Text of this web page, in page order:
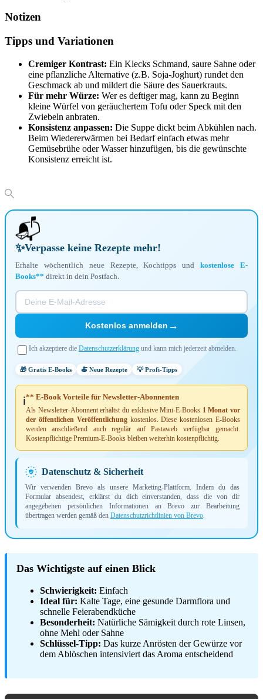
Notizen
Tipps und Variationen
Cremiger Kontrast: Ein Klecks Schmand, saure Sahne oder
eine pflanzliche Alternative (z.B. Soja-Joghurt) rundet den
Geschmack ab und mildert die Säure des Sauerkrauts.
Für mehr Würze: Wer es deftiger mag, kann zu Beginn
kleine Würfel von geräuchertem Tofu oder Speck mit den
Zwiebeln anbraten.
Konsistenz anpassen: Die Suppe dickt beim Abkühlen nach.
Beim Wiedererwärmen bei Bedarf einfach etwas mehr
Gemüsebrühe oder Wasser hinzufügen, bis die gewünschte
Konsistenz erreicht ist.
📬
✨Verpasse keine Rezepte mehr!
Erhalte wöchentlich neue Rezepte, Kochtipps undkostenlose E-
Books** direkt in dein Postfach.
Kostenlos anmelden →
Ich akzeptiere die Datenschutzerklärung und kann mich jederzeit abmelden.
🎁 Gratis E-Books 🍝 Neue Rezepte 💡 Profi-Tipps
ℹ️** E-Book Vorteile für Newsletter-Abonnenten
Als Newsletter-Abonnent erhältst du exklusive Mini-E-Books 1 Monat vor
der öffentlichen Veröffentlichungkostenlos. Diese kostenlosen E-Books
werden anschließend auch regulär auf Pastaweb verfügbar gemacht.
Kostenpflichtige Premium-E-Books bleiben weiterhin kostenpflichtig.
Datenschutz & Sicherheit
Wir verwenden Brevo als unsere Marketing-Plattform. Indem du das
Formular absendest, erklärst du dich einverstanden, dass die von dir
angegebenen persönlichen Informationen an Brevo zur Bearbeitung
übertragen werden gemäß den Datenschutzrichtlinien von Brevo
Das Wichtigste auf einen Blick
Schwierigkeit: Einfach
Ideal für: Kalte Tage, eine gesunde Darmflora und
schnelle Feierabendküche
Besonderheit: Natürliche Sämigkeit durch rote Linsen,
ohne Mehl oder Sahne
Schlüssel-Tipp: Das kurze Anrösten der Gewürze vor
dem Ablöschen intensiviert das Aroma entscheidend